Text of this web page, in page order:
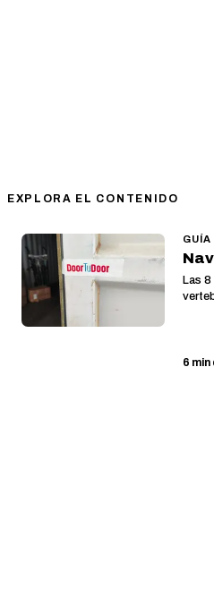
EXPLORA EL CONTENIDO
GUÍA
Las
6